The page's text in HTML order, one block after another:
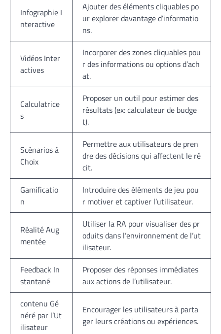
Infographie I
nteractive
Ajouter des éléments cliquables po
ur explorer davantage d’informatio
ns.
Vidéos Inter
actives
Incorporer des zones cliquables pou
r des informations ou options d’ach
at.
Calculatrice
s
Proposer un outil pour estimer des
résultats (ex: calculateur de budge
t).
Scénarios à
Choix
Permettre aux utilisateurs de pren
dre des décisions qui affectent le ré
cit.
Gamificatio
n
Introduire des éléments de jeu pou
r motiver et captiver l’utilisateur.
Réalité Aug
mentée
Utiliser la RA pour visualiser des pr
oduits dans l’environnement de l’ut
ilisateur.
Feedback In
stantané
Proposer des réponses immédiates
aux actions de l’utilisateur.
contenu Gé
néré par l’Ut
ilisateur
Encourager les utilisateurs à parta
ger leurs créations ou expériences.